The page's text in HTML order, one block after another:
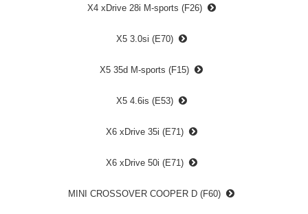
X4 xDrive 28i M-sports (F26)
X5 3.0si (E70)
X5 35d M-sports (F15)
X5 4.6is (E53)
X6 xDrive 35i (E71)
X6 xDrive 50i (E71)
MINI CROSSOVER COOPER D (F60)